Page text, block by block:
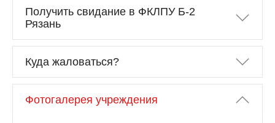
Получить свидание в ФКЛПУ Б-2
Рязань
Куда жаловаться?
Фотогалерея учреждения